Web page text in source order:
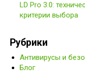
LD Pro 3.0:
критерии выбора
Рубрики
Антивирусы и
Блог